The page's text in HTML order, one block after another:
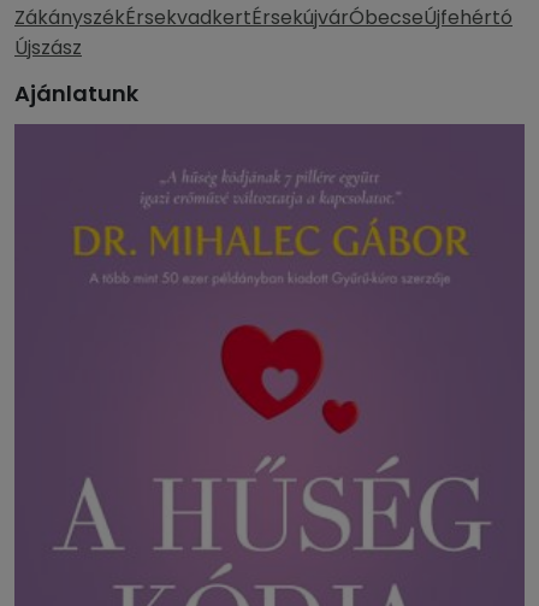
ZákányszékÉrsekvadkertÉrsekújvárÓbecseÚjfehértó
Újszász
Ajánlatunk